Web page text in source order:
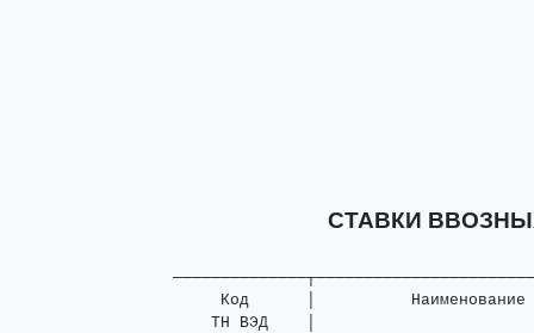
СТАВКИ
Код      │
ТН ВЭД    │